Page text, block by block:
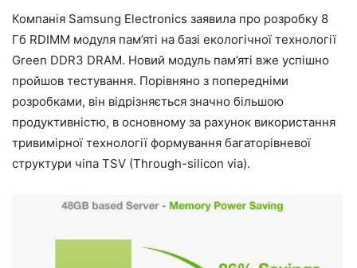
Компанія Samsung Electronics заявила про розробку 8
Гб RDIMM модуля пам’яті на базі екологічної технології
Green DDR3 DRAM. Новий модуль пам’яті вже успішно
пройшов тестування. Порівняно з попередніми
розробками, він відрізняється значно більшою
продуктивністю, в основному за рахунок використання
тривимірної технології формування багаторівневої
структури чіпа TSV (Through-silicon via).